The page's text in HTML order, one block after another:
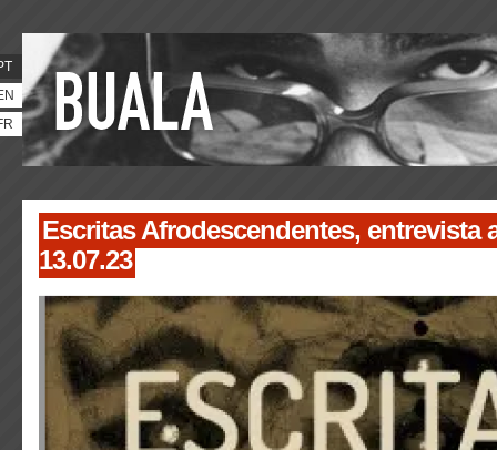
Escritas Afrodescendentes, entrevista
13.07.23